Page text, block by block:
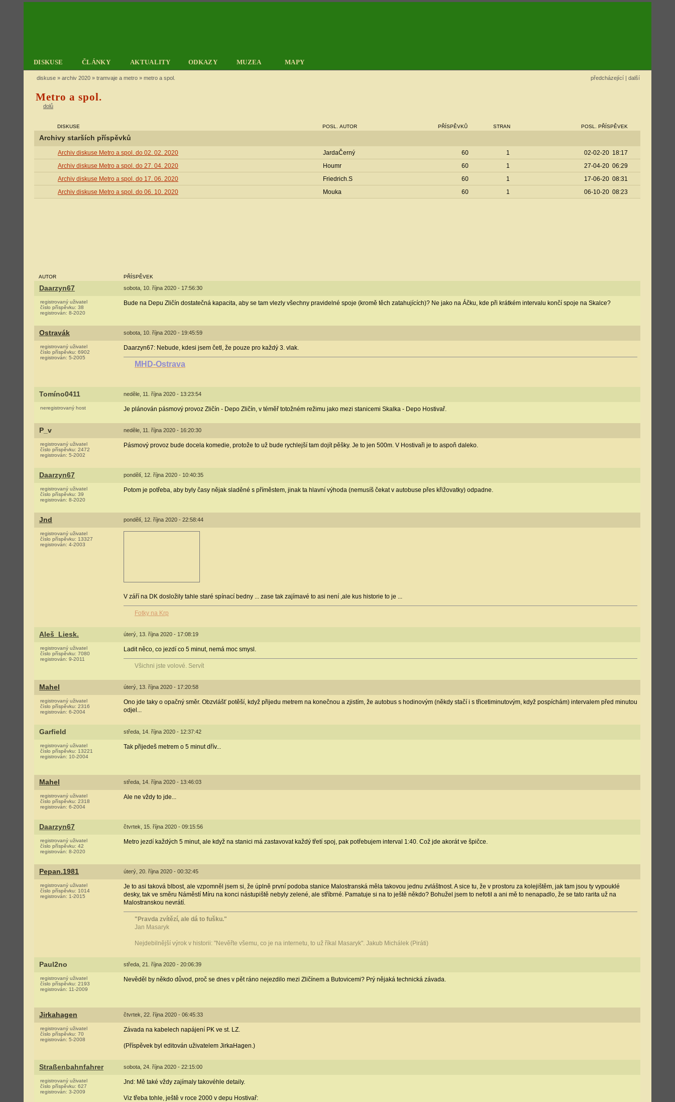
DISKUSE ČLÁNKY AKTUALITY ODKAZY MUZEA MAPY
diskuse » archiv 2020 » tramvaje a metro » metro a spol. předcházející | další
Metro a spol.
dolů
DISKUSE POSL. AUTOR PŘÍSPĚVKŮ STRAN POSL. PŘÍSPĚVEK
Archivy starších příspěvků
Archiv diskuse Metro a spol. do 02. 02. 2020 JardaČerný 60 1
02-02-20 18:17
Archiv diskuse Metro a spol. do 27. 04. 2020
Houmr 60 1
27-04-20 06:29
Archiv diskuse Metro a spol. do 17. 06. 2020
Friedrich.S 60 1
17-06-20 08:31
Archiv diskuse Metro a spol. do 06. 10. 2020
Mouka 60 1 06-10-20 08:23
AUTOR PŘÍSPĚVEK
Daarzyn67 sobota, 10. října 2020 - 17:56:30
registrovaný uživatel
číslo příspěvku: 38
registrován: 8-2020
Bude na Depu Zličín dostatečná kapacita, aby se tam vlezly všechny pravidelné spoje (kromě těch zatahujících)? Ne jako na Áčku, kde při krátkém intervalu končí spoje na Skalce?
Ostravák sobota, 10. října 2020 - 19:45:59
registrovaný uživatel
číslo příspěvku: 6902
registrován: 5-2005
Daarzyn67: Nebude, kdesi jsem četl, že pouze pro každý 3. vlak.
MHD-Ostrava
Tomíno0411 neděle, 11. října 2020 - 13:23:54
neregistrovaný host Je plánován pásmový provoz Zličín - Depo Zličín, v téměř totožném režimu jako mezi stanicemi Skalka - Depo Hostivař.
P_v neděle, 11. října 2020 - 16:20:30
registrovaný uživatel
číslo příspěvku: 2472
registrován: 5-2002
Pásmový provoz bude docela komedie, protože to už bude rychlejší tam dojít pěšky. Je to jen 500m. V Hostivaři je to aspoň daleko.
Daarzyn67 pondělí, 12. října 2020 - 10:40:35
registrovaný uživatel
číslo příspěvku: 39
registrován: 8-2020
Potom je potřeba, aby byly časy nějak sladěné s příměstem, jinak ta hlavní výhoda (nemusíš čekat v autobuse přes křižovatky) odpadne.
Jnd pondělí, 12. října 2020 - 22:58:44
registrovaný uživatel
číslo příspěvku: 13327
registrován: 4-2003
V září na DK dosložily tahle staré spínací bedny ... zase tak zajímavé to asi není ,ale kus historie to je ...
Fotky na Krp
Aleš_Liesk. úterý, 13. října 2020 - 17:08:19
registrovaný uživatel
číslo příspěvku: 7080
registrován: 9-2011
Ladit něco, co jezdí co 5 minut, nemá moc smysl.
Všichni jste volové. Servít
Mahel úterý, 13. října 2020 - 17:20:58
registrovaný uživatel
číslo příspěvku: 2316
registrován: 6-2004
Ono jde taky o opačný směr. Obzvlášť potěší, když přijedu metrem na konečnou a zjistím, že autobus s hodinovým (někdy stačí i s třicetiminutovým, když pospíchám) intervalem před minutou
odjel...
Garfield středa, 14. října 2020 - 12:37:42
registrovaný uživatel
číslo příspěvku: 13221
registrován: 10-2004
Tak přijedeš metrem o 5 minut dřív...
Mahel středa, 14. října 2020 - 13:46:03
registrovaný uživatel
číslo příspěvku: 2318
registrován: 6-2004
Ale ne vždy to jde...
Daarzyn67 čtvrtek, 15. října 2020 - 09:15:56
registrovaný uživatel
číslo příspěvku: 42
registrován: 8-2020
Metro jezdí každých 5 minut, ale když na stanici má zastavovat každý třetí spoj, pak potřebujem interval 1:40. Což jde akorát ve špičce.
Pepan.1981 úterý, 20. října 2020 - 00:32:45
registrovaný uživatel
číslo příspěvku: 1014
registrován: 1-2015
Je to asi taková blbost, ale vzpomněl jsem si, že úplně první podoba stanice Malostranská měla takovou jednu zvláštnost. A sice tu, že v prostoru za kolejištěm, jak tam jsou ty vypouklé
desky, tak ve směru Náměstí Míru na konci nástupiště nebyly zelené, ale stříbrné. Pamatuje si na to ještě někdo? Bohužel jsem to nefotil a ani mě to nenapadlo, že se tato rarita už na
Malostranskou nevrátí.
"Pravda zvítězí, ale dá to fušku."
Jan Masaryk
Nejdebilnější výrok v historii: "Nevěřte všemu, co je na internetu, to už říkal Masaryk". Jakub Michálek (Piráti)
Paul2no středa, 21. října 2020 - 20:06:39
registrovaný uživatel
číslo příspěvku: 2193
registrován: 11-2009
Nevěděl by někdo důvod, proč se dnes v pět ráno nejezdilo mezi Zličínem a Butovicemi? Prý nějaká technická závada.
Jirkahagen čtvrtek, 22. října 2020 - 06:45:33
registrovaný uživatel
číslo příspěvku: 70
registrován: 5-2008
Závada na kabelech napájení PK ve st. LZ.
(Příspěvek byl editován uživatelem JirkaHagen.)
Straßenbahnfahrer sobota, 24. října 2020 - 22:15:00
registrovaný uživatel
číslo příspěvku: 627
registrován: 3-2009
Jnd: Mě také vždy zajímaly takovéhle detaily.
Viz třeba tohle, ještě v roce 2000 v depu Hostivař: